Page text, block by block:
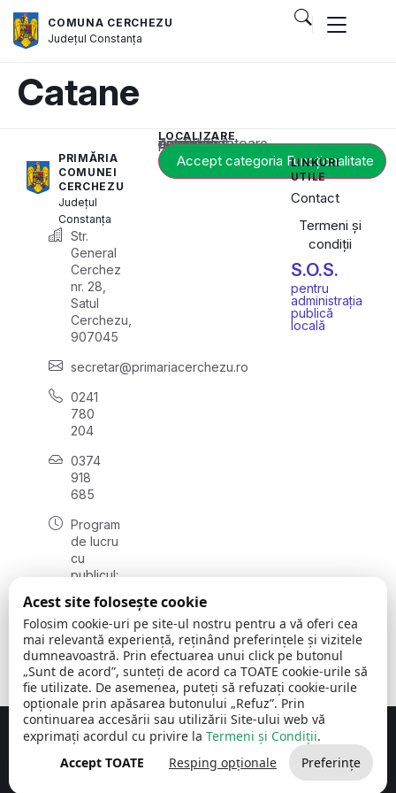
COMUNA CERCHEZU
JudețulConstanța
Catane
PRIMĂRIA
COMUNEI
CERCHEZU
Județul
Constanța
Str.
General
Cerchez
nr. 28,
Satul
Cerchezu,
907045
secretar@primariacerchezu.ro
0241
780
204
0374
918
685
Program
de lucru
cu
publicul:
08:00 -
16:30
, vineri:
08:00 -
14:00
LOCALIZARE
Acest conținut este blocat până când acceptați categoria corespunzătoare de cookie-uri.
Accept categoria Funcționalitate
LINKURI
UTILE
Contact
Termeni și
condiții
S.O.S.
pentru
administrația
publică
locală
Comuna Cerchezu © 2026Toate drepturile rezervate
Concept realizat de Big Media Relații Publice SRL
Acest site folosește cookie
Folosim cookie-uri pe site-ul nostru pentru a vă oferi cea
mai relevantă experiență, reținând preferințele și vizitele
dumneavoastră. Prin efectuarea unui click pe butonul
„Sunt de acord”, sunteți de acord ca TOATE cookie-urile să
fie utilizate. De asemenea, puteți să refuzați cookie-urile
opționale prin apăsarea butonului „Refuz”. Prin
continuarea accesării sau utilizării Site-ului web vă
exprimați acordul cu privire la Termeni și Condiții.
Accept TOATE
Resping opționale Preferințe